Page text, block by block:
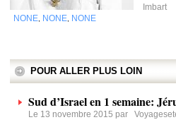
Imbart
NONE NONE NONE
POUR ALLER PLUS LOIN
Sud d’Israel en 1 semaine:
Le 13 novembre 2015 par